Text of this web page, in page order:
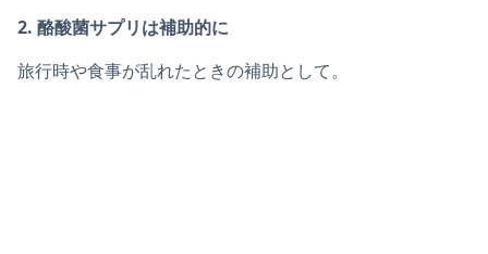
2. 酪酸菌サプリは補助的に
旅行時や食事が乱れたときの補助として。